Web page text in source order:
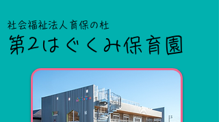
第2はぐくみ保育園
社会福祉法人育保の杜